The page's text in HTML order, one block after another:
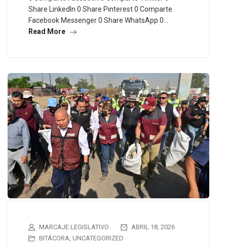
Share LinkedIn 0 Share Pinterest 0 Comparte
Facebook Messenger 0 Share WhatsApp 0…
Read More
MARCAJE LEGISLATIVO
ABRIL 18, 2026
BITÁCORA UNCATEGORIZED